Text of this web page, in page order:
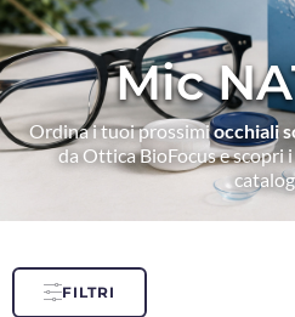
Mic
Ordina i tuoi prossimiocchiali
da Ottica BioFocus e scopri
FILTRI